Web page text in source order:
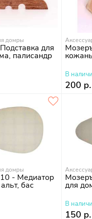
домры
для
палисандр
В
200 р.
домры
- Медиатор
бас для
В
150 р.